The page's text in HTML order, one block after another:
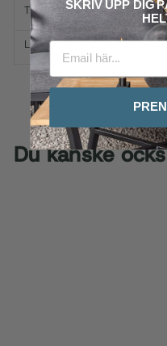
TILLVAL, SKÖTSEL &
LEVERANS & RETURER
Du kanske
SKRIV UPP DIG